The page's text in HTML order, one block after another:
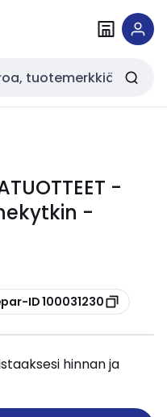
-
-
ID 100031230
hinnan ja